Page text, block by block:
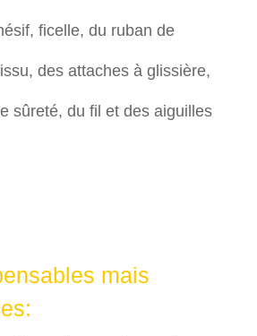
ficelle, du ruban de
des attaches à glissière,
sûreté, du fil et des aiguilles
mais